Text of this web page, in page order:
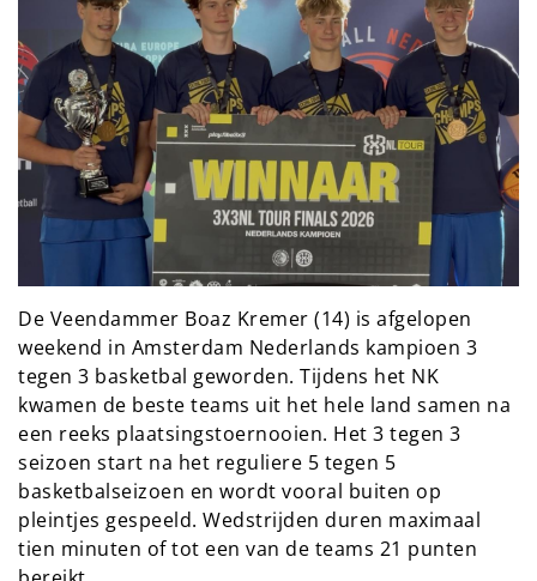
De Veendammer Boaz Kremer (14) is afgelopen
weekend in Amsterdam Nederlands kampioen 3
tegen 3 basketbal geworden. Tijdens het NK
kwamen de beste teams uit het hele land samen na
een reeks plaatsingstoernooien. Het 3 tegen 3
seizoen start na het reguliere 5 tegen 5
basketbalseizoen en wordt vooral buiten op
pleintjes gespeeld. Wedstrijden duren maximaal
tien minuten of tot een van de teams 21 punten